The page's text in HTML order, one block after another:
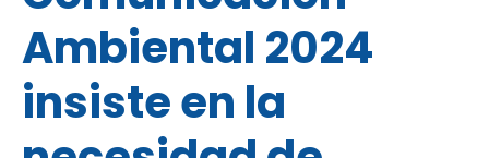
Ambiental 2024
insiste en la